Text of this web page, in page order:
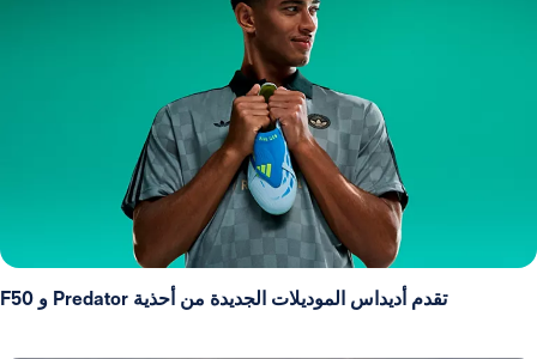
تقدم أديداس الموديلات الجديدة من أحذية Predator و F50